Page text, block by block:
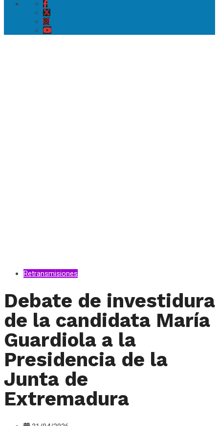
Retransmisiones
Debate de investidura
de la candidata María
Guardiola a la
Presidencia de la
Junta de
Extremadura